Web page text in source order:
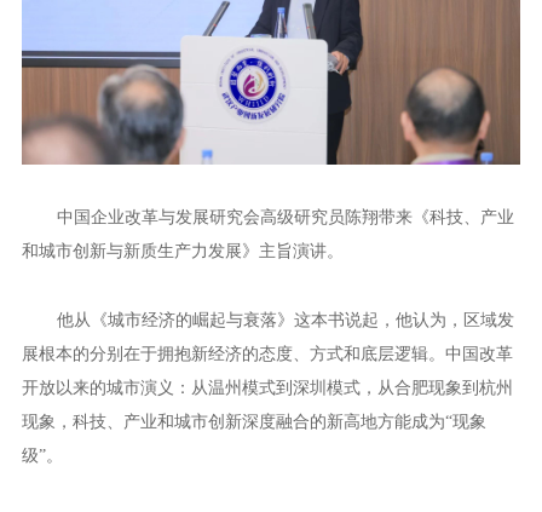
中国企业改革与发展研究会高级研究员陈翔带来《科技、产业
和城市创新与新质生产力发展》主旨演讲。
他从《城市经济的崛起与衰落》这本书说起，他认为，区域发
展根本的分别在于拥抱新经济的态度、方式和底层逻辑。中国改革
开放以来的城市演义：从温州模式到深圳模式，从合肥现象到杭州
现象，科技、产业和城市创新深度融合的新高地方能成为“现象
级”。